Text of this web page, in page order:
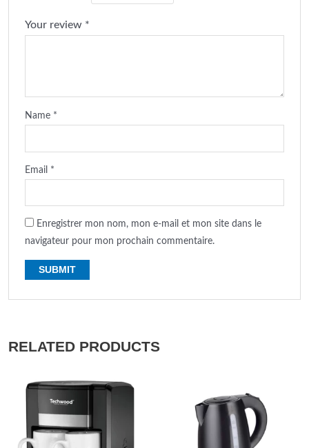
Your review *
Name *
Email *
Enregistrer mon nom, mon e-mail et mon site dans le
navigateur pour mon prochain commentaire.
RELATED PRODUCTS